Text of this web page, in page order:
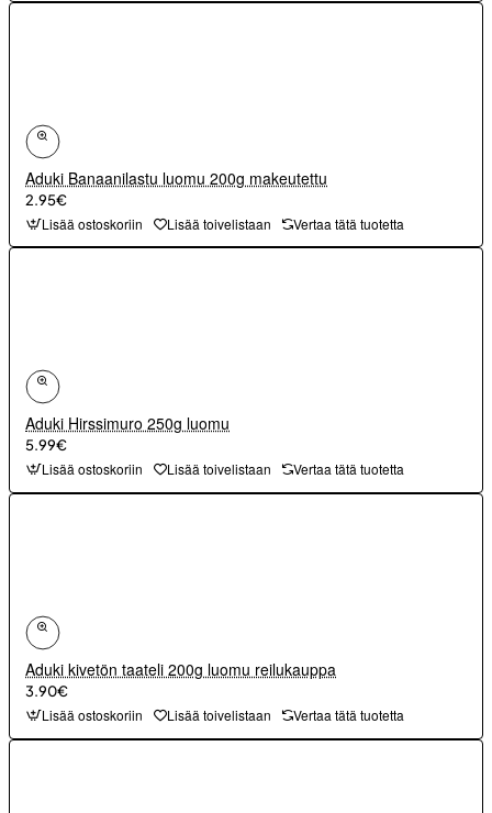
Aduki Banaanilastu luomu 200g makeutettu
2.95€
Lisää ostoskoriin Lisää toivelistaan Vertaa tätä tuotetta
Aduki Hirssimuro 250g luomu
5.99€
Lisää ostoskoriin Lisää toivelistaan Vertaa tätä tuotetta
Aduki kivetön taateli 200g luomu reilukauppa
3.90€
Lisää ostoskoriin Lisää toivelistaan Vertaa tätä tuotetta